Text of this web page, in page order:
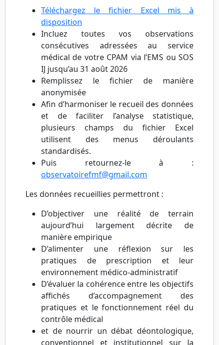
Téléchargez le fichier Excel mis à
disposition
Incluez toutes vos observations
consécutives adressées au service
médical de votre CPAM via l’EMS ou SOS
IJ jusqu’au 31 août 2026
Remplissez le fichier de manière
anonymisée
Afin d’harmoniser le recueil des données
et de faciliter l’analyse statistique,
plusieurs champs du fichier Excel
utilisent des menus déroulants
standardisés.
Puis retournez-le à :
observatoirefmf@gmail.com
Les données recueillies permettront :
D’objectiver une réalité de terrain
aujourd’hui largement décrite de
manière empirique
D’alimenter une réflexion sur les
pratiques de prescription et leur
environnement médico-administratif
D’évaluer la cohérence entre les objectifs
affichés d’accompagnement des
pratiques et le fonctionnement réel du
contrôle médical
et de nourrir un débat déontologique,
conventionnel et institutionnel sur la